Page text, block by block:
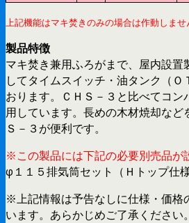
上記機能はマキ焚きのみの場合は作動しませ
製品特徴
マキ焚き兼用ふろがまで、屋内設置
してタイムスイッチ・油タンク（Ｏ
おります。ＣＨＳ－３と比べてコ
用しています。長めの木材焼却など
Ｓ－３が便利です。
※この製品には下記の必要別売品が
φ１１５排気筒セット（Ｈトップ仕様
※上記情報は予告なしに仕様・価格
います。あらかじめご了承ください。